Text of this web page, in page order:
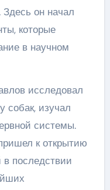
он начал
которые
в научном
исследовал
собак, изучал
системы.
к открытию
в последствии